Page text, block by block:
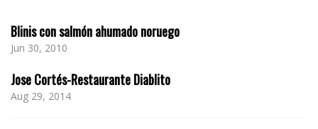
Blinis con salmón ahumado noruego
Jun 30, 2010
Jose Cortés-Restaurante Diablito
Aug 29, 2014